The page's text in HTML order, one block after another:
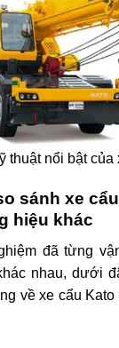
thuật nổi bật của
sánh xe
hiệu khác
đã từng
nhau, dưới
về xe cẩu